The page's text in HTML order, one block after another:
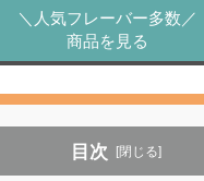
＼人気フレーバー多数／
商品を見る
目次 [閉じる]